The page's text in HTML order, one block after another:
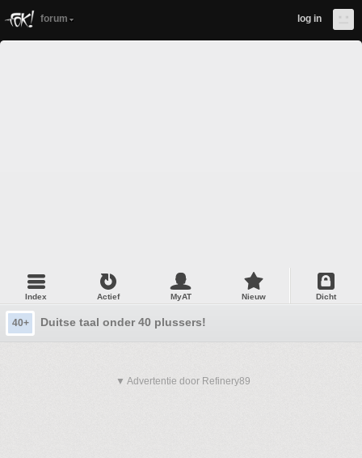
forum log in
Index Actief MyAT Nieuw Dicht
40+ Duitse taal onder 40 plussers!
▼ Advertentie door Refinery89